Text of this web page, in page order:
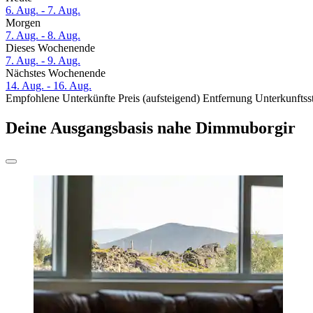
6. Aug. - 7. Aug.
Morgen
7. Aug. - 8. Aug.
Dieses Wochenende
7. Aug. - 9. Aug.
Nächstes Wochenende
14. Aug. - 16. Aug.
Empfohlene Unterkünfte Preis (aufsteigend) Entfernung
Deine Ausgangsbasis nahe Dimmuborgir